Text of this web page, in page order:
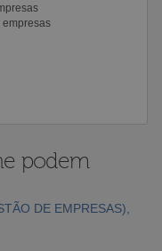
empresas
podem
DE EMPRESAS),